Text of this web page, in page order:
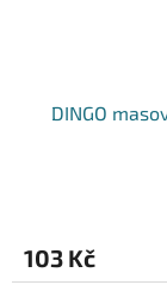
DINGO
103 Kč